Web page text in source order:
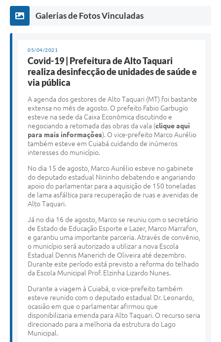
Galerias de Fotos Vinculadas
05/04/2021
Covid-19 | Prefeitura de Alto Taquari
realiza desinfecção de unidades de saúde e
via pública
A agenda dos gestores de Alto Taquari (MT) foi bastante
extensa no mês de agosto. O prefeito Fabio Garbugio
esteve na sede da Caixa Econômica discutindo e
negociando a retomada das obras da vala (clique aqui
para mais informações). O vice-prefeito Marco Aurélio
também esteve em Cuiabá cuidando de inúmeros
interesses do município.
No dia 15 de agosto, Marco Aurélio esteve no gabinete
do deputado estadual Nininho debatendo e angariando
apoio do parlamentar para a aquisição de 150 toneladas
de lama asfáltica para recuperação de ruas e avenidas de
Alto Taquari.
Já no dia 16 de agosto, Marco se reuniu com o secretário
de Estado de Educação Esporte e Lazer, Marco Marrafon,
e garantiu uma importante parceria. Através de convênio,
o município será autorizado a utilizar a nova Escola
Estadual Dennis Manerich de Oliveira até dezembro.
Durante este período está previsto a reforma do telhado
da Escola Municipal Prof. Elzinha Lizardo Nunes.
Durante a viagem à Cuiabá, o vice-prefeito também
esteve reunido com o deputado estadual Dr. Leonardo,
ocasião em que o parlamentar afirmou que
disponibilizaria emenda para Alto Taquari. O recurso seria
direcionado para a melhoria da estrutura do Lago
Municipal.